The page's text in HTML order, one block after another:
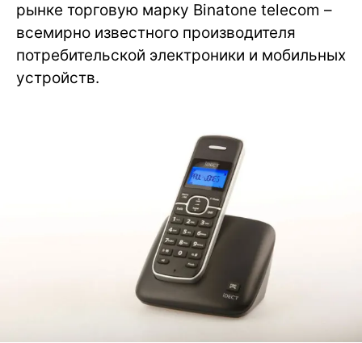
рынке торговую марку Binatone telecom –
всемирно известного производителя
потребительской электроники и мобильных
устройств.